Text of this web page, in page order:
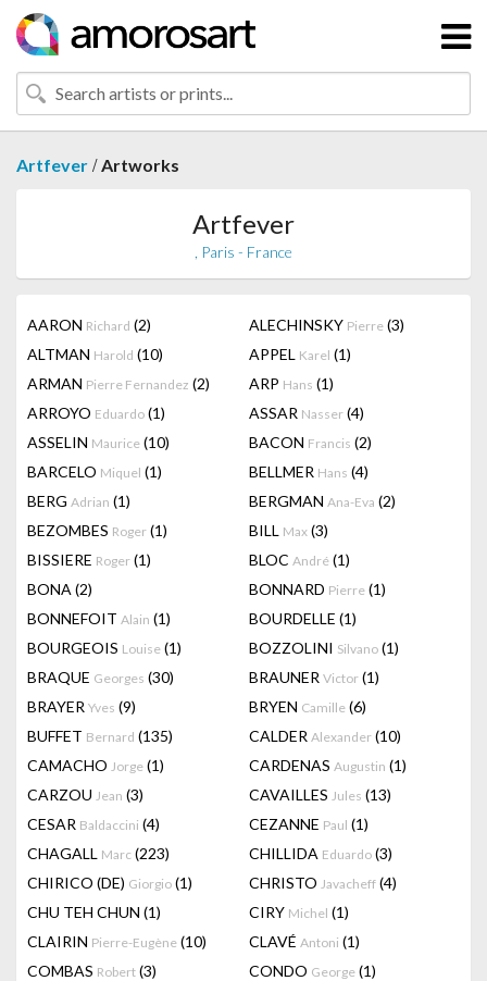
Artfever /Artworks
Artfever
, Paris - France
AARON Richard (2) ALECHINSKY Pierre (3)
ALTMAN Harold (10) APPEL Karel (1)
ARMAN Pierre Fernandez (2) ARP Hans (1)
ARROYO Eduardo (1) ASSAR Nasser (4)
ASSELIN Maurice (10) BACON Francis (2)
BARCELO Miquel (1) BELLMER Hans (4)
BERG Adrian (1) BERGMAN Ana-Eva (2)
BEZOMBES Roger (1) BILL Max (3)
BISSIERE Roger (1) BLOC André (1)
BONA (2) BONNARD Pierre (1)
BONNEFOIT Alain (1) BOURDELLE (1)
BOURGEOIS Louise (1) BOZZOLINI Silvano (1)
BRAQUE Georges (30) BRAUNER Victor (1)
BRAYER Yves (9) BRYEN Camille (6)
BUFFET Bernard (135) CALDER Alexander (10)
CAMACHO Jorge (1) CARDENAS Augustin (1)
CARZOU Jean (3) CAVAILLES Jules (13)
CESAR Baldaccini (4) CEZANNE Paul (1)
CHAGALL Marc (223) CHILLIDA Eduardo (3)
CHIRICO (DE) Giorgio (1) CHRISTO Javacheff (4)
CHU TEH CHUN (1) CIRY Michel (1)
CLAIRIN Pierre-Eugène (10) CLAVÉ Antoni (1)
COMBAS Robert (3) CONDO George (1)